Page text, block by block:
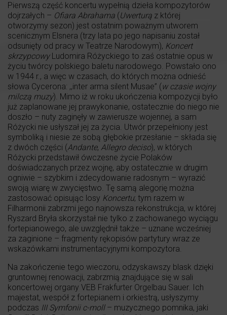
Pierwszą część koncertu wypełnią dzieła kompozytorów
dojrzałych – Ofiara Abrahama (Uwerturą z której
otworzymy sezon) jest ostatnim poważnym utworem
scenicznym Elsnera (trzy lata po jego napisaniu został
odsunięty od pracy w Teatrze Narodowym), Koncert
skrzypcowy Ludomira Różyckiego to zaś ostatnie opus w
życiu twórcy polskiego baletu narodowego. Powstało ono
w 1944 r., a więc w czasach, do których można odnieść
słowa Cycerona: ,,inter arma silent Musae” (w czasie wojny
milczą muzy). Mimo iż w roku ukończenia kompozycji było
już zaplanowane jej prawykonanie, ostatecznie do niego nie
doszło – nuty zaginęły w zawierusze wojennej, a sam
Różycki nie usłyszał jej za życia. Utwór przepełniony jest
symboliką i niesie ze sobą głębokie przesłanie – składa się
z dwóch części (Andante, Allegro deciso), w których
Różycki przedstawił ówczesne życie Polaków
doświadczanych przez wojnę, aby ostatecznie w drugim
ogniwie – szybkim i zdecydowanie radosnym – wyrazić
swoją wiarę w zwycięstwo. Tę samą alegorię można
zastosować opisując losy Koncertu; tym razem w
Filharmonii zabrzmi jego najnowsza rekonstrukcja, w której
Ryszard Bryła skorzystał nie tylko z zachowanego wyciągu
fortepianowego, ale uwzględnił także – uznane wcześniej
za zaginione – fragmenty rękopisów partytury wraz ze
wskazówkami instrumentacyjnymi kompozytora.
Na zakończenie tego wieczoru, odzyskawszy blask dzięki
gruntownej renowacji, zabrzmią znajdujące się w sali
koncertowej organy VEB Frakfurter Orgelbau Sauer. Ich
majestat, wespół z fortepianem i orkiestrą, usłyszymy
podczas III Symfonii c-moll – muzycznego pomnika, jaki